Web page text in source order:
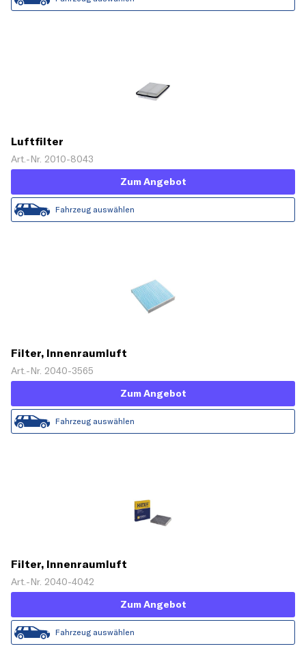
Luftfilter
Art.-Nr. 2010-8043
Zum Angebot
Fahrzeug auswählen
Filter, Innenraumluft
Art.-Nr. 2040-3565
Zum Angebot
Fahrzeug auswählen
Filter, Innenraumluft
Art.-Nr. 2040-4042
Zum Angebot
Fahrzeug auswählen